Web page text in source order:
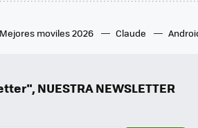
Mejores moviles 2026 Claude
NUESTRA NEWSLETTER